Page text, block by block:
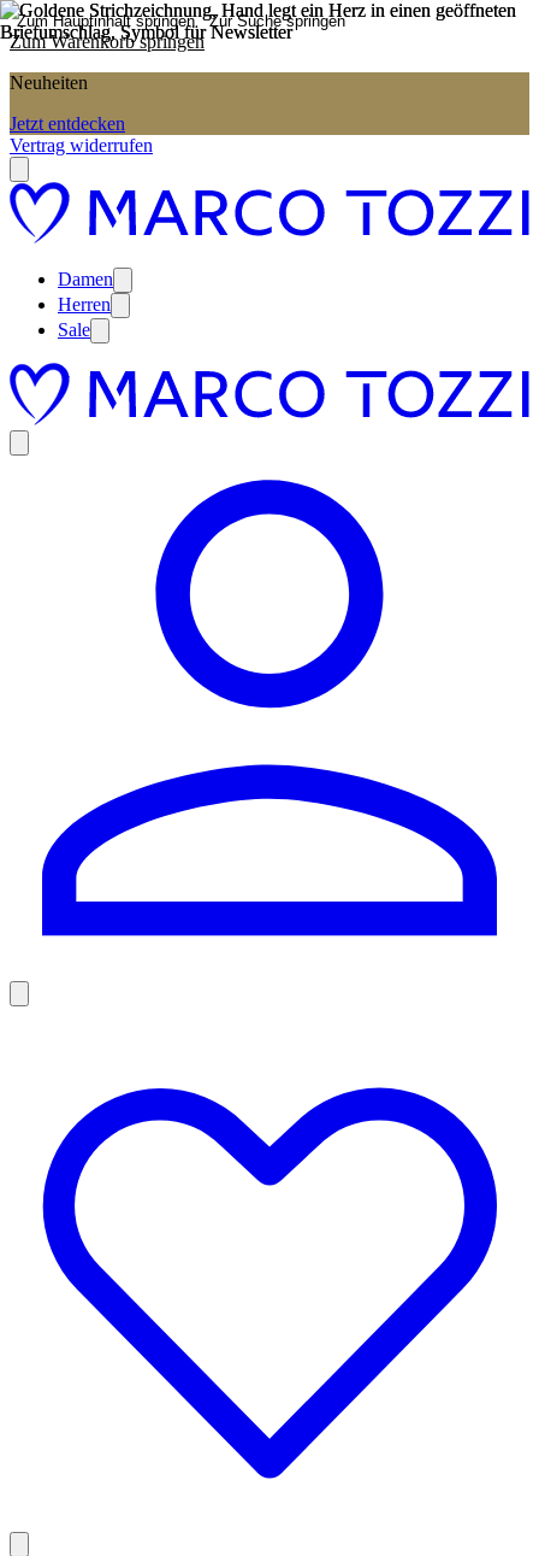
Zum Hauptinhalt springen Zur Suche springen
Zum Warenkorb springen
Neuheiten
Jetzt entdecken
Vertrag widerrufen
Damen
Herren
Sale